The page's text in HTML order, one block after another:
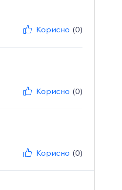
Корисно (0)
Корисно (0)
Корисно (0)